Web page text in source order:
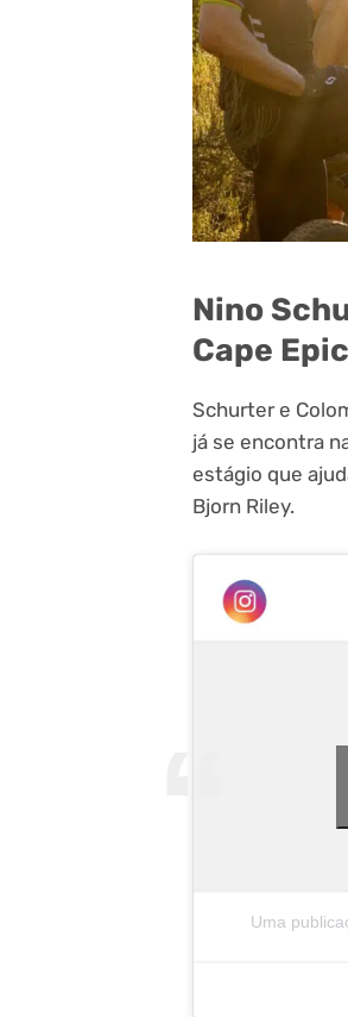
Nino
Cape
Schurter e
já se encontra
estágio que
Bjorn Riley.